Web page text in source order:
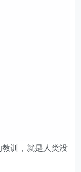
训，就是人类没